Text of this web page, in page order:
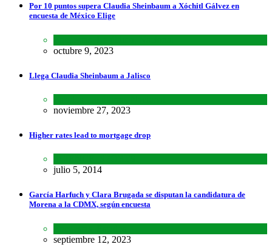
Por 10 puntos supera Claudia Sheinbaum a Xóchitl Gálvez en
encuesta de México Elige
octubre 9, 2023
Llega Claudia Sheinbaum a Jalisco
noviembre 27, 2023
Higher rates lead to mortgage drop
julio 5, 2014
García Harfuch y Clara Brugada se disputan la candidatura de
Morena a la CDMX, según encuesta
septiembre 12, 2023